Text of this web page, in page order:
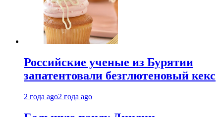
Российские ученые из Бурятии
запатентовали безглютеновый кекс
2 года ago2 года ago